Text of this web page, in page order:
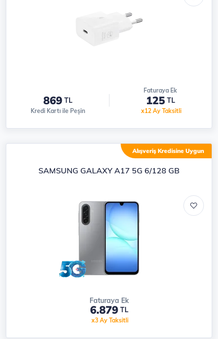
Faturaya Ek
869 TL
Kredi Kartı ile Peşin
125 TL
x12 Ay Taksitli
Alışveriş Kredisine Uygun
SAMSUNG GALAXY A17 5G 6/128 GB
Faturaya Ek
6.879 TL
x3 Ay Taksitli